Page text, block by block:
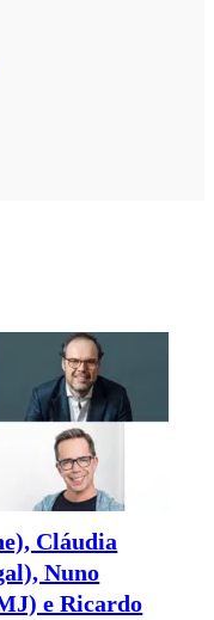
Cláudia
Nuno
e Ricardo